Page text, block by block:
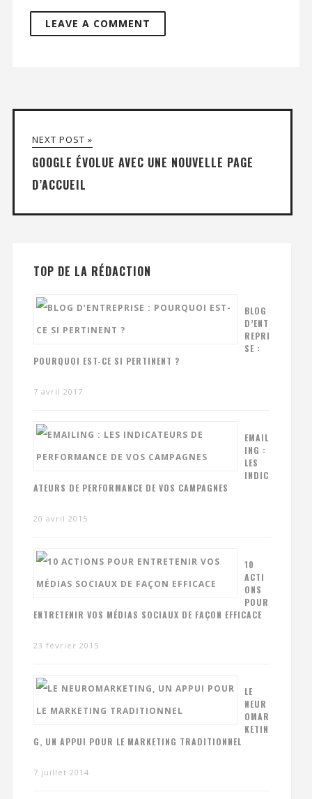
NEXT POST »
GOOGLE ÉVOLUE AVEC UNE NOUVELLE PAGE
D’ACCUEIL
TOP DE LA RÉDACTION
BLOG
D’ENT
REPRI
SE :
POURQUOI EST-CE SI PERTINENT ?
7 avril 2017
EMAIL
ING :
LES
INDIC
ATEURS DE PERFORMANCE DE VOS CAMPAGNES
20 avril 2015
10
ACTI
ONS
POUR
ENTRETENIR VOS MÉDIAS SOCIAUX DE FAÇON EFFICACE
23 février 2015
LE
NEUR
OMAR
KETIN
G, UN APPUI POUR LE MARKETING TRADITIONNEL
7 juillet 2014